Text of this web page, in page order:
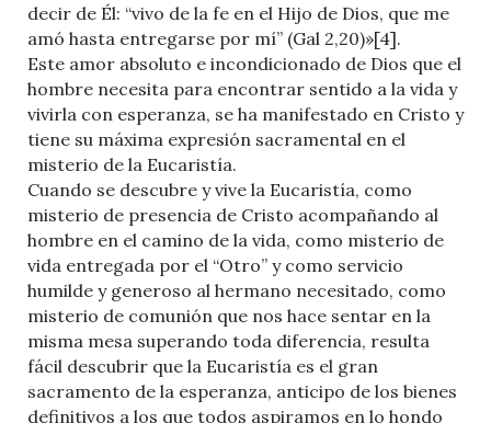
decir de Él: “vivo de la fe en el Hijo de Dios, que me
amó hasta entregarse por mí” (Gal 2,20)»[4].
Este amor absoluto e incondicionado de Dios que el
hombre necesita para encontrar sentido a la vida y
vivirla con esperanza, se ha manifestado en Cristo y
tiene su máxima expresión sacramental en el
misterio de la Eucaristía.
Cuando se descubre y vive la Eucaristía, como
misterio de presencia de Cristo acompañando al
hombre en el camino de la vida, como misterio de
vida entregada por el “Otro” y como servicio
humilde y generoso al hermano necesitado, como
misterio de comunión que nos hace sentar en la
misma mesa superando toda diferencia, resulta
fácil descubrir que la Eucaristía es el gran
sacramento de la esperanza, anticipo de los bienes
definitivos a los que todos aspiramos en lo hondo